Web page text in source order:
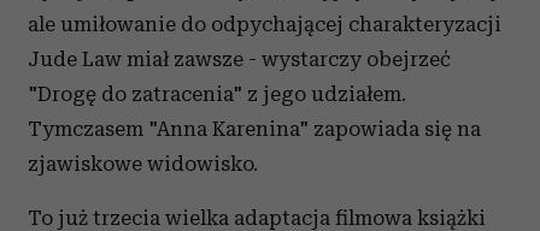
ale umiłowanie do odpychającej charakteryzacji
Jude Law miał zawsze - wystarczy obejrzeć
"Drogę do zatracenia" z jego udziałem.
Tymczasem "Anna Karenina" zapowiada się na
zjawiskowe widowisko.
To już trzecia wielka adaptacja filmowa książki